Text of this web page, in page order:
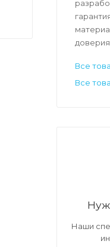
доверия
Все
Все
Наши